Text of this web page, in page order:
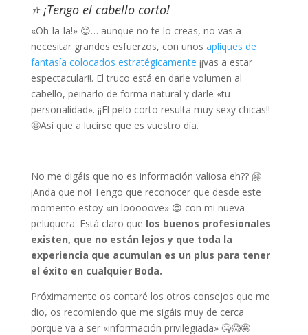
⭐ ¡Tengo el cabello corto!
«Oh-la-la!» 😊… aunque no te lo creas, no vas a
necesitar grandes esfuerzos, con unos apliques de
fantasía colocados estratégicamente ¡¡vas a estar
espectacular!!. El truco está en darle volumen al
cabello, peinarlo de forma natural y darle «tu
personalidad». ¡¡El pelo corto resulta muy sexy chicas!!
🤩Así que a lucirse que es vuestro día.
No me digáis que no es información valiosa eh?? 🤗
¡Anda que no! Tengo que reconocer que desde este
momento estoy «in looooove» 😍 con mi nueva
peluquera. Está claro que los buenos profesionales
existen, que no están lejos y que toda la
experiencia que acumulan es un plus para tener
el éxito en cualquier Boda.
Próximamente os contaré los otros consejos que me
dio, os recomiendo que me sigáis muy de cerca
porque va a ser «información privilegiada» 🤐😱🤩